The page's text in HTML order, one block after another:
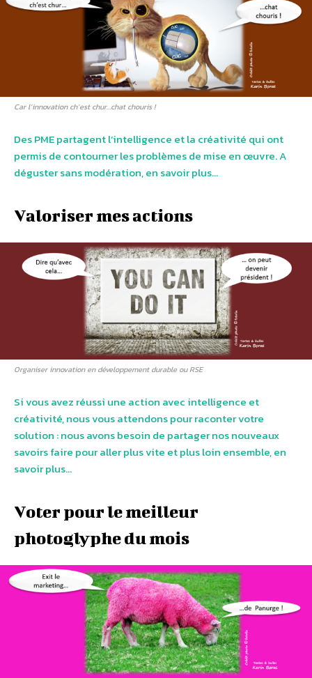
Car l’innovation ch’est chur…chat chouris !
Des PME partagent l’intelligence et la créativité qui ont
permis de contourner les problèmes de mise en œuvre. A
déguster sans modération, en savoir plus…
Valoriser mes actions
Organiser innovation en développement durable ou RSE
Si vous avez réussi une action avec intelligence et
créativité, nous vous attendons pour raconter votre
solution : nous avons besoin de partager nos nouveaux
savoirs faire pour aller plus vite et plus loin ensemble, en
savoir plus…
Voter pour le meilleur
photoglyphe du mois